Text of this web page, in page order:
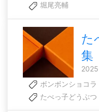
堀尾亮輔
た
集
ボンボンショコラ
たべっ子どうぶつ